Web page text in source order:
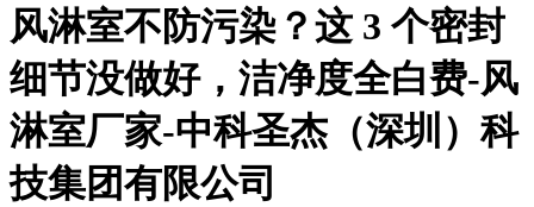
风淋室不防污染？这 3 个密封
细节没做好，洁净度全白费-风
淋室厂家-中科圣杰（深圳）科
技集团有限公司